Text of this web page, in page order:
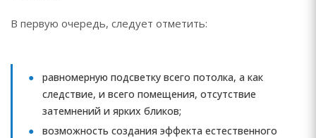
В первую очередь, следует отметить:
равномерную подсветку всего потолка, а как
следствие, и всего помещения, отсутствие
затемнений и ярких бликов;
возможность создания эффекта естественного